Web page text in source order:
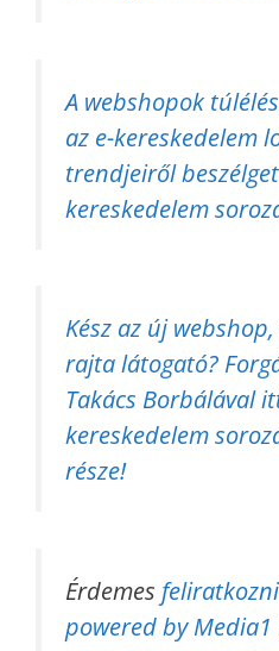
A webshopok
az e-kereskedelem
trendjeiről
kereskedelem
Kész az új
rajta látogató?
Takács Borbálával
kereskedelem
része!
Érdemes
powered by Media1